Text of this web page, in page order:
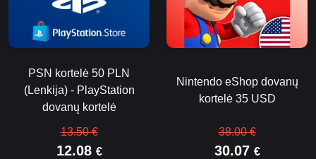
PSN kortelė 50 PLN
(Lenkija) - PlayStation
dovanų kortelė
13.50 €
12.08 €
Nintendo eShop dovanų
kortelė 35 USD
38.00 €
30.07 €